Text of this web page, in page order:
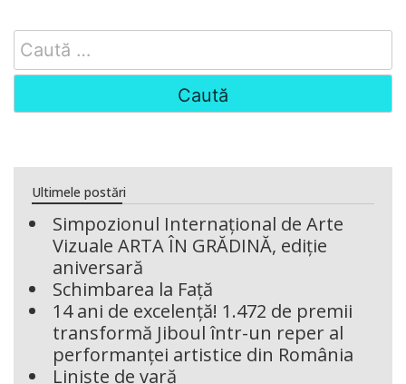
Search
for:
Ultimele postări
Simpozionul Internațional de Arte
Vizuale ARTA ÎN GRĂDINĂ, ediție
aniversară
Schimbarea la Față
14 ani de excelență! 1.472 de premii
transformă Jiboul într-un reper al
performanței artistice din România
Liniște de vară